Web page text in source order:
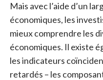
Mais avec l’aide d’un
économiques, les
mieux comprendre les
économiques. Il existe
les indicateurs
retardés – les